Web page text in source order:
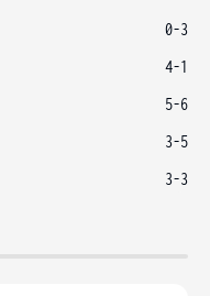
0-3
4-1
5-6
3-5
3-3